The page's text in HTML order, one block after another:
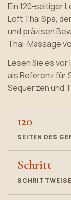
Ein 120-seitiger
Loft Thai Spa,
und präzisen
Thai-Massage
Lesen Sie es vor
als Referenz für
Sequenzen und
120
SEITEN DES
Schritt